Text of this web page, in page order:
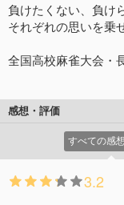
負けたくない、負け
それぞれの思いを乗
全国高校麻雀大会・
感想・評価
すべての感
3.2